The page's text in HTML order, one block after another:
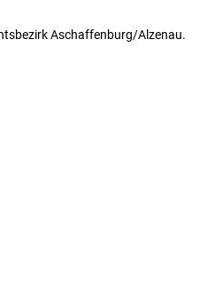
Aschaffenburg/Alzenau.